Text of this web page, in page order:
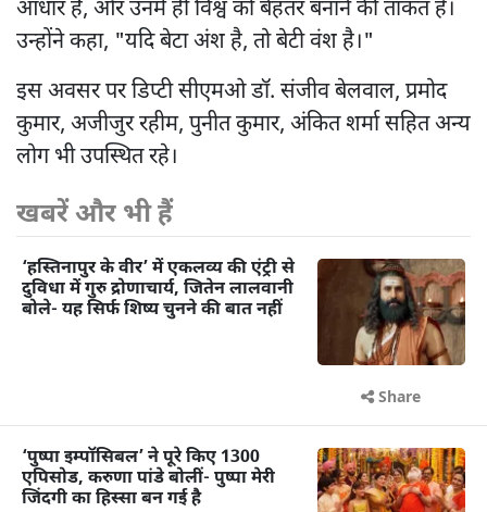
आधार हैं, और उनमें ही विश्व को बेहतर बनाने की ताकत है।
उन्होंने कहा, "यदि बेटा अंश है, तो बेटी वंश है।"
इस अवसर पर डिप्टी सीएमओ डॉ. संजीव बेलवाल, प्रमोद
कुमार, अजीजुर रहीम, पुनीत कुमार, अंकित शर्मा सहित अन्य
लोग भी उपस्थित रहे।
खबरें और भी हैं
‘हस्तिनापुर के वीर’ में एकलव्य की एंट्री से
दुविधा में गुरु द्रोणाचार्य, जितेन लालवानी
बोले- यह सिर्फ शिष्य चुनने की बात नहीं
Share
‘पुष्पा इम्पॉसिबल’ ने पूरे किए 1300
एपिसोड, करुणा पांडे बोलीं- पुष्पा मेरी
जिंदगी का हिस्सा बन गई है